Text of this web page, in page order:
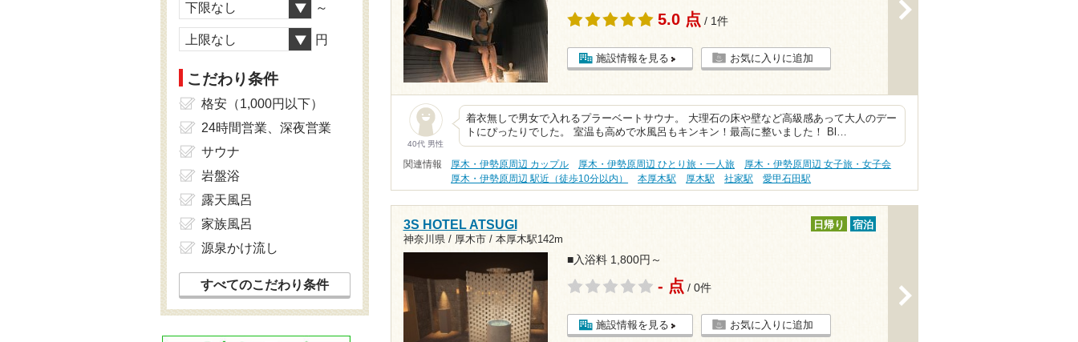
5.0 点 / 1件
施設情報を見る お気に入りに追加
40代 男性
着衣無しで男女で入れるプラーベートサウナ。 大理石の床や壁など高級感あって大人のデー
トにぴったりでした。 室温も高めで水風呂もキンキン！最高に整いました！ Bl…
関連情報 厚木・伊勢原周辺 カップル 厚木・伊勢原周辺 ひとり旅・一人旅
厚木・伊勢原周辺 女子旅・女子会
厚木・伊勢原周辺 駅近（徒歩10分以内）
本厚木駅 厚木駅 社家駅 愛甲石田駅
3S HOTEL ATSUGI
神奈川県 / 厚木市 / 本厚木駅142m
日帰り 宿泊
■入浴料 1,800円～
- 点 / 0件
施設情報を見る お気に入りに追加
下限なし ～
上限なし 円
こだわり条件
格安（1,000円以下）
24時間営業、深夜営業
サウナ
岩盤浴
露天風呂
家族風呂
源泉かけ流し
すべてのこだわり条件